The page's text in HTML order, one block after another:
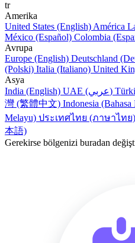
tr
Amerika
United States (English) América
México (Español) Colombia
Avrupa
Europe (English) Deutschland
(Polski) Italia (Italiano) United
Asya
India (English)
UAE (عربي)
灣 (繁體中文) Indonesia (Bahasa
Melayu) ประเทศไทย (ภาษาไทย)
本語)
Gerekirse bölgenizi buradan